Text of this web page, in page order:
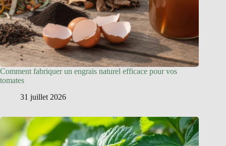
Comment fabriquer un engrais naturel efficace pour vos
tomates
31 juillet 2026